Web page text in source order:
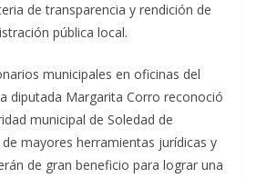
de transparencia y rendición de
pública local.
municipales en oficinas del
diputada Margarita Corro reconoció
municipal de Soledad de
mayores herramientas jurídicas y
de gran beneficio para lograr una